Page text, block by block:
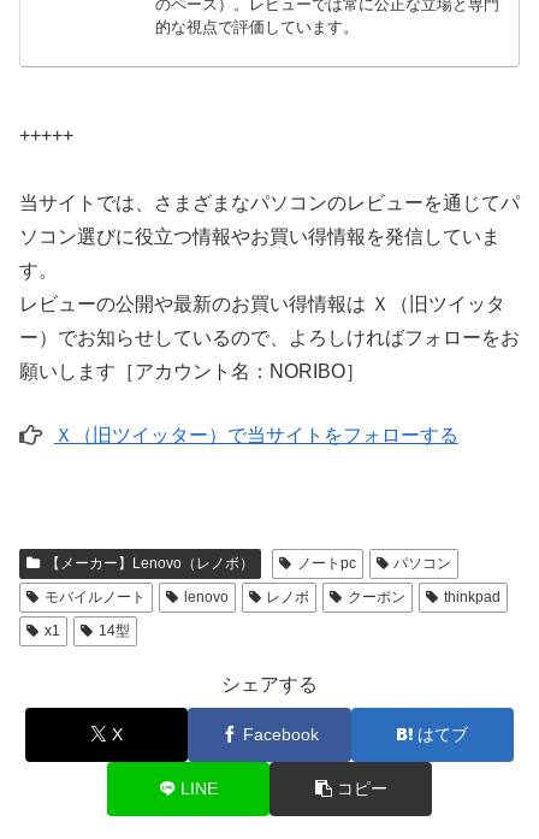
のペース）。レビューでは常に公正な立場と専門
的な視点で評価しています。
+++++
当サイトでは、さまざまなパソコンのレビューを通じてパ
ソコン選びに役立つ情報やお買い得情報を発信していま
す。
レビューの公開や最新のお買い得情報は Ｘ（旧ツイッタ
ー）でお知らせしているので、よろしければフォローをお
願いします［アカウント名：NORIBO］
Ｘ（旧ツイッター）で当サイトをフォローする
【メーカー】Lenovo（レノボ） ノートpc
パソコン
モバイルノート
lenovo レノボ クーポン
thinkpad
x1
14型
シェアする
X Facebook はてブ
LINE コピー